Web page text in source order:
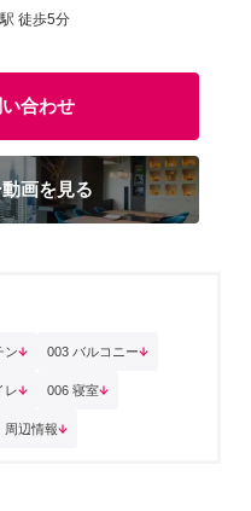
徒歩5分
合わせ
画を見る
ン 003 バルコニー
レ 006 寝室
周辺情報